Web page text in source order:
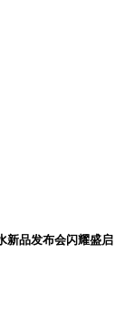
新品发布会闪耀盛启